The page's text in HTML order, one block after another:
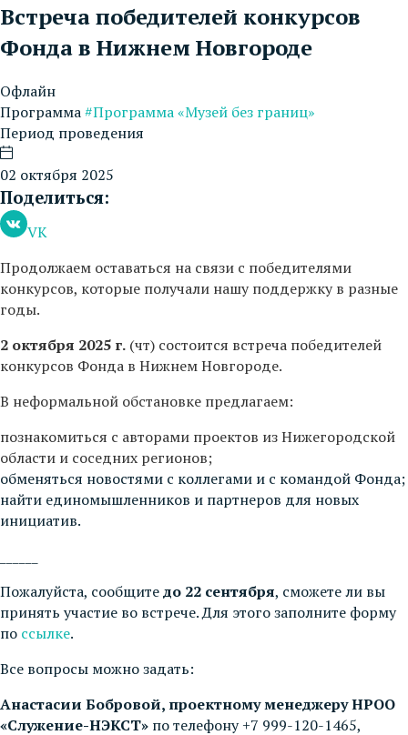
Встреча победителей конкурсов
Фонда в Нижнем Новгороде
Офлайн
Программа#Программа «Музей без границ»
Период проведения
02 октября 2025
Поделиться:
VK
Продолжаем оставаться на связи с победителями
конкурсов, которые получали нашу поддержку в разные
годы.
2 октября 2025 г. (чт) состоится встреча победителей
конкурсов Фонда в Нижнем Новгороде.
В неформальной обстановке предлагаем:
познакомиться с авторами проектов из Нижегородской
области и соседних регионов;
обменяться новостями с коллегами и с командой Фонда;
найти единомышленников и партнеров для новых
инициатив.
Пожалуйста, сообщитедо 22 сентября, сможете ли вы
принять участие во встрече. Для этого заполните форму
по ссылке.
Все вопросы можно задать:
Анастасии Бобровой, проектному менеджеру НРОО
«Служение-НЭКСТ» по телефону +7 999-120-1465,